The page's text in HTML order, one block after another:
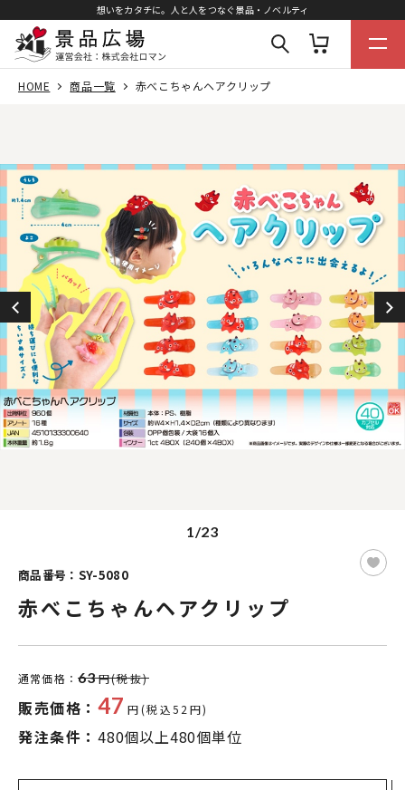
想いをカタチに。人と人をつなぐ景品・ノベルティ
HOME 商品一覧 赤べこちゃんヘアクリップ
1/23
商品番号：SY-5080
赤べこちゃんヘアクリップ
通常価格： 63円(税抜)
販売価格： 47 円(税込52円)
発注条件： 480個以上480個単位